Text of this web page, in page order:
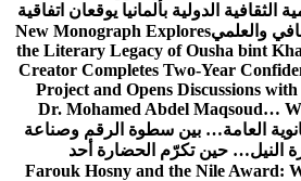
الثقافية الدولية بألمانيا يوقعان اتفاقية
والعلميNew Monograph Explores
the Literary Legacy of Ousha bint
Creator Completes Two-Year
Project and Opens Discussions
Dr. Mohamed Abdel Maqsoud…
العامة… بين سطوة الرقم وصناعة
النيل… حين تكرّم الحضارة أحد
Farouk Hosny and the Nile Award: